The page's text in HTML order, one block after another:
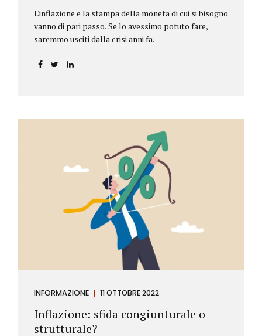
L'inflazione e la stampa della moneta di cui si bisogno
vanno di pari passo. Se lo avessimo potuto fare,
saremmo usciti dalla crisi anni fa.
INFORMAZIONE 11 OTTOBRE 2022
Inflazione: sfida congiunturale o
strutturale?